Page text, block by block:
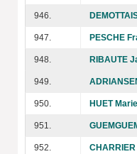
946.
947. PESCHE
948. RIBAUTE
949.
950. HUET
951.
952.